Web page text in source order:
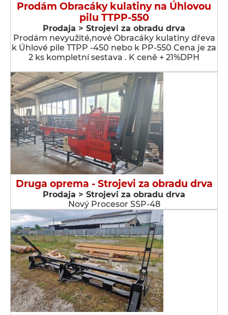
Prodám Obracáky kulatiny na Úhlovou
pilu TTPP-550
Prodaja > Strojevi za obradu drva
Prodám nevyužité,nové Obracáky kulatiny dřeva
k Úhlové pile TTPP -450 nebo k PP-550 Cena je za
2 ks kompletní sestava . K ceně + 21%DPH
Druga oprema - Strojevi za obradu drva
Prodaja > Strojevi za obradu drva
Nový Procesor SSP-48